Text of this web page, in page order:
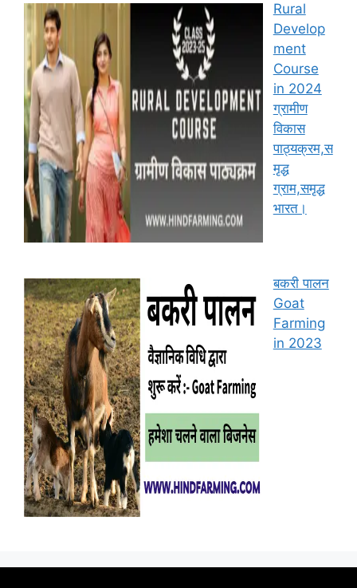
Rural
Develop
ment
Course
in 2024
ग्रामीण
विकास
पाठ्यक्रम,स
मृद्ध
ग्राम,समृद्ध
भारत।
बकरी पालन
Goat
Farming
in 2023